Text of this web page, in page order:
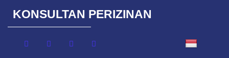
Lompat
KONSULTAN PERIZINAN